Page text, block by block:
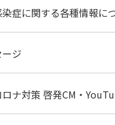
症に関する各種情報に
ジ
ナ対策 啓発CM・